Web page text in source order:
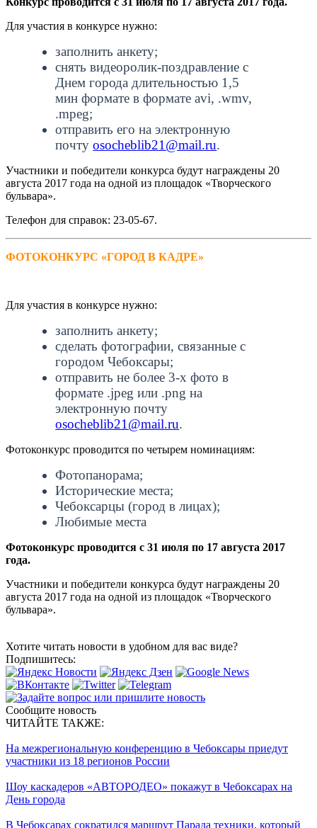
Для участия в конкурсе нужно:
заполнить анкету;
снять видеоролик-поздравление с
Днем города длительностью 1,5
мин формате в формате avi, .wmv,
.mpeg;
отправить его на электронную
почтуosocheblib21@mail.ru.
Участники и победители конкурса будут награждены 20
августа 2017 года на одной из площадок «Творческого
бульвара».
Телефон для справок: 23-05-67.
ФОТОКОНКУРС «ГОРОД В КАДРЕ»
Для участия в конкурсе нужно:
заполнить анкету;
сделать фотографии, связанные с
городом Чебоксары;
отправить не более 3-х фото в
формате .jpeg или .png на
электронную почту
osocheblib21@mail.ru.
Фотоконкурс проводится по четырем номинациям:
Фотопанорама;
Исторические места;
Чебоксарцы (город в лицах);
Любимые места
Фотоконкурс проводится с 31 июля по 17 августа 2017
года.
Участники и победители конкурса будут награждены 20
августа 2017 года на одной из площадок «Творческого
бульвара».
Хотите читать новости в удобном для вас виде?
Подпишитесь:
Сообщите новость
ЧИТАЙТЕ ТАКЖЕ:
На межрегиональную конференцию в Чебоксары приедут
участники из 18 регионов России
Шоу каскадеров «АВТОРОДЕО» покажут в Чебоксарах на
День города
В Чебоксарах сократился маршрут Парада техники, который